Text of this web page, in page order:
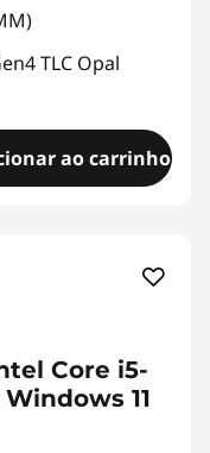
TLC Opal
ao carrinho
Core i5-
Windows 11